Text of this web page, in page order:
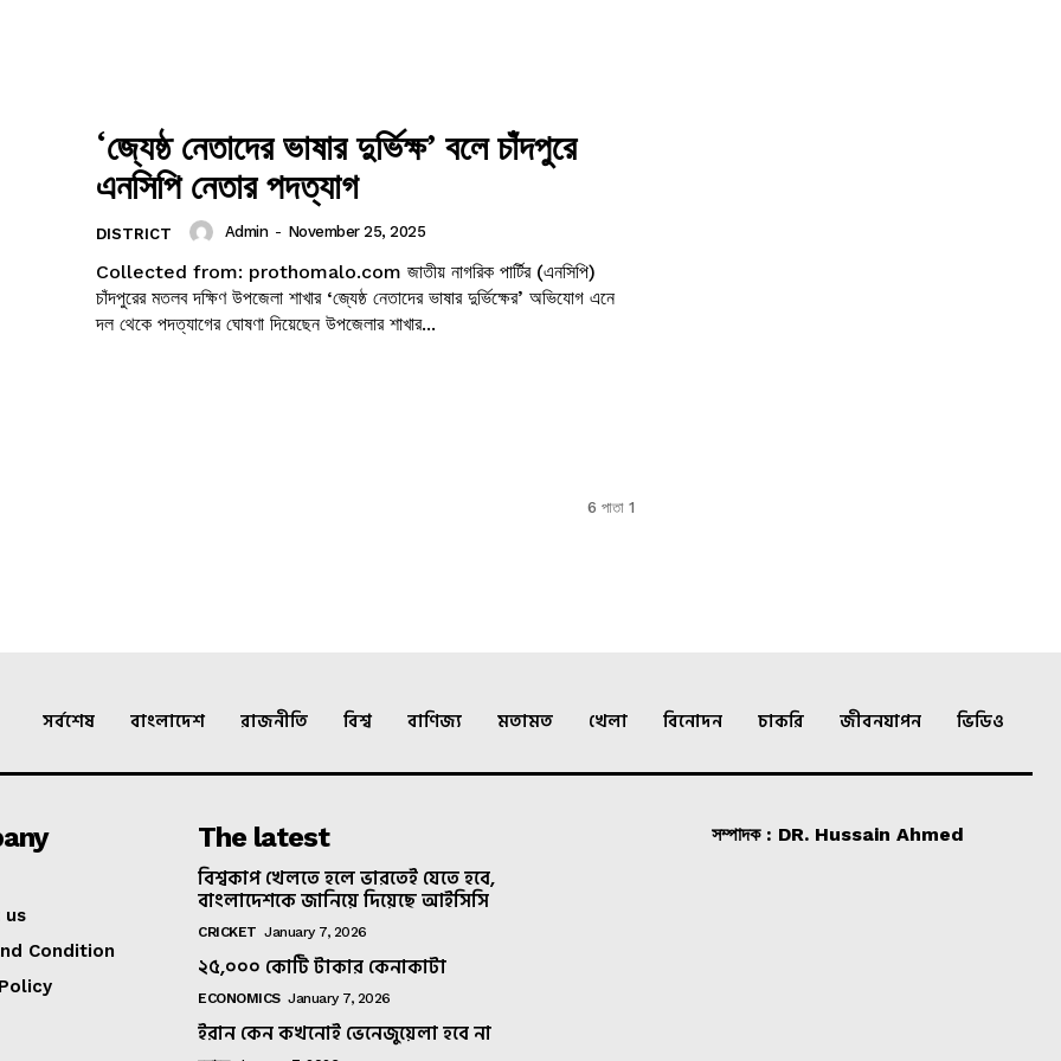
‘জ্যেষ্ঠ নেতাদের ভাষার দুর্ভিক্ষ’ বলে চাঁদপুরে
এনসিপি নেতার পদত্যাগ
DISTRICT Admin - November 25, 2025
Collected from: prothomalo.com জাতীয় নাগরিক পার্টির (এনসিপি)
চাঁদপুরের মতলব দক্ষিণ উপজেলা শাখার ‘জ্যেষ্ঠ নেতাদের ভাষার দুর্ভিক্ষের’ অভিযোগ এনে
দল থেকে পদত্যাগের ঘোষণা দিয়েছেন উপজেলার শাখার...
6 পাতা 1
সর্বশেষ বাংলাদেশ রাজনীতি বিশ্ব বাণিজ্য মতামত খেলা বিনোদন চাকরি জীবনযাপন ভিডিও
us
Condition
The latest
বিশ্বকাপ খেলতে হলে ভারতেই যেতে হবে,
বাংলাদেশকে জানিয়ে দিয়েছে আইসিসি
CRICKET January 7, 2026
২৫,০০০ কোটি টাকার কেনাকাটা
ECONOMICS January 7, 2026
ইরান কেন কখনোই ভেনেজুয়েলা হবে না
সম্পাদক : DR. Hussain Ahmed